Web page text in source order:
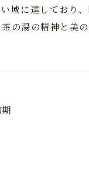
域に達しており
の湯の精神と美